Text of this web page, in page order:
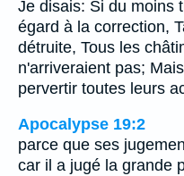
Je disais: Si du moins
égard à la correction,
détruite, Tous les
n'arriveraient pas;
pervertir toutes leurs
Apocalypse 19:2
parce que ses
car il a jugé la grande